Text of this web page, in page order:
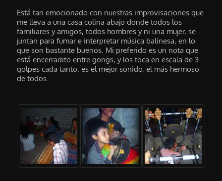
Está tan emocionado con nuestras improvisaciones que
me lleva a una casa colina abajo donde todos los
familiares y amigos, todos hombres y ni una mujer, se
juntan para fumar e interpretar música balinesa, en lo
que son bastante buenos. Mi preferido es un nota que
está encerradito entre gongs, y los toca en escala de 3
golpes cada tanto: es el mejor sonido, el más hermoso
de todos.